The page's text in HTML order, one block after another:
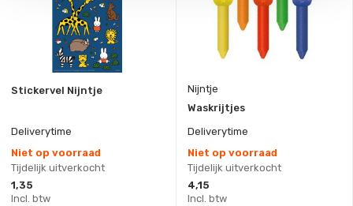
Stickervel Nijntje
Deliverytime
Niet op voorraad
Tijdelijk uitverkocht
1,35
Incl. btw
Nijntje
Waskrijtjes
Deliverytime
Niet op voorraad
Tijdelijk uitverkocht
4,15
Incl. btw